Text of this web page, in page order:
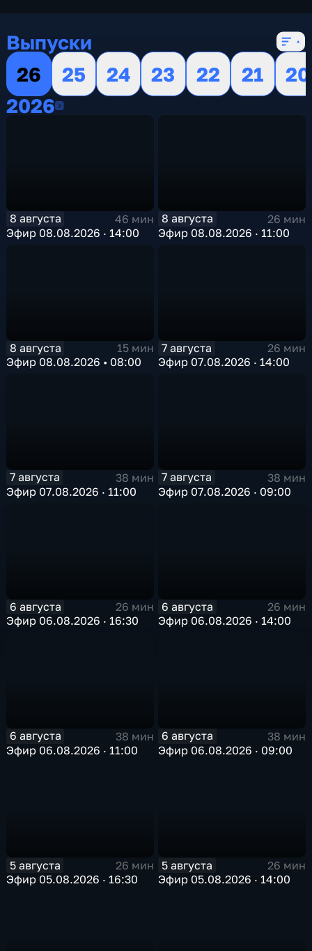
Выпуски
26
25 24 23 22 21
20
20262026
8 августа
46 мин
Эфир 08.08.2026 · 14:00
8 августа
26 мин
Эфир 08.08.2026 · 11:00
8 августа
15 мин
Эфир 08.08.2026 • 08:00
7 августа
26 мин
Эфир 07.08.2026 · 14:00
7 августа
38 мин
Эфир 07.08.2026 · 11:00
7 августа
38 мин
Эфир 07.08.2026 · 09:00
6 августа
26 мин
Эфир 06.08.2026 · 16:30
6 августа
26 мин
Эфир 06.08.2026 · 14:00
6 августа
38 мин
Эфир 06.08.2026 · 11:00
6 августа
38 мин
Эфир 06.08.2026 · 09:00
5 августа
26 мин
Эфир 05.08.2026 · 16:30
5 августа
26 мин
Эфир 05.08.2026 · 14:00